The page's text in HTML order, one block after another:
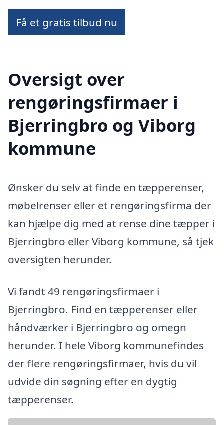
Få et gratis tilbud nu
Oversigt over
rengøringsfirmaer i
Bjerringbro og Viborg
kommune
Ønsker du selv at finde en tæpperenser,
møbelrenser eller et rengøringsfirma der
kan hjælpe dig med at rense dine tæpper i
Bjerringbro eller Viborg kommune, så tjek
oversigten herunder.
Vi fandt 49 rengøringsfirmaer i
Bjerringbro. Find en tæpperenser eller
håndværker i Bjerringbro og omegn
herunder. I hele Viborg kommunefindes
der flere rengøringsfirmaer, hvis du vil
udvide din søgning efter en dygtig
tæpperenser.